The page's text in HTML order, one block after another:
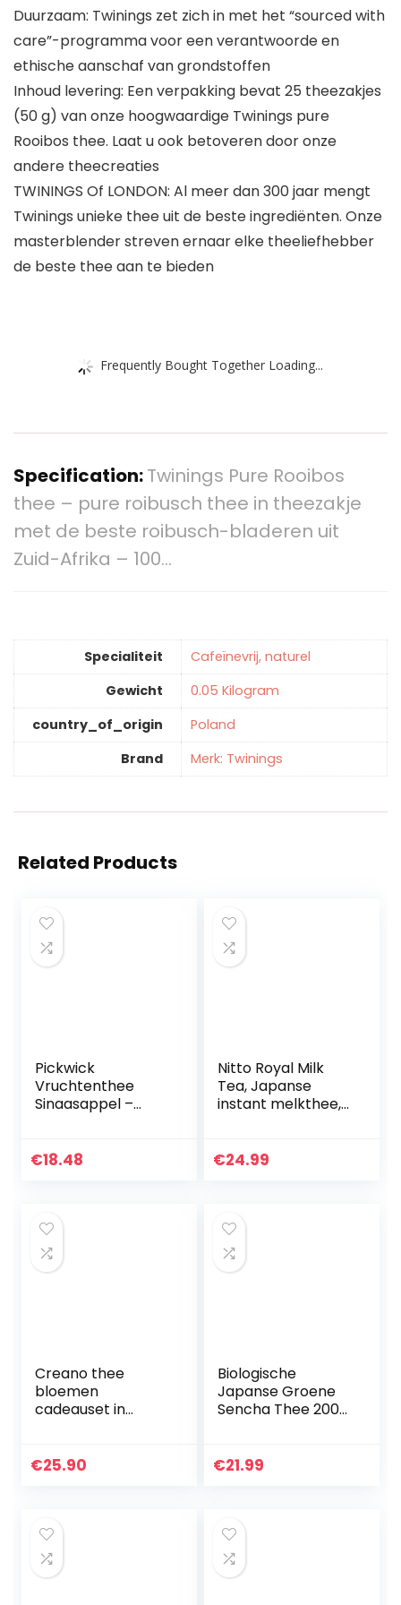
Duurzaam: Twinings zet zich in met het “sourced with
care”-programma voor een verantwoorde en
ethische aanschaf van grondstoffen
Inhoud levering: Een verpakking bevat 25 theezakjes
(50 g) van onze hoogwaardige Twinings pure
Rooibos thee. Laat u ook betoveren door onze
andere theecreaties
TWININGS Of LONDON: Al meer dan 300 jaar mengt
Twinings unieke thee uit de beste ingrediënten. Onze
masterblender streven ernaar elke theeliefhebber
de beste thee aan te bieden
Frequently Bought Together Loading...
Specification:Twinings Pure Rooibos
thee – pure roibusch thee in theezakje
met de beste roibusch-bladeren uit
Zuid-Afrika – 100…
Specialiteit
‎Cafeïnevrij, naturel
Gewicht
‎0.05 Kilogram
country_of_origin
‎Poland
Brand
Merk: Twinings
Related Products
Pickwick
Vruchtenthee
Sinaasappel –
tjes (240
€18.48
Nitto Royal Milk
Tea, Japanse
instant melkthee,
set van 3 pakjes
€24.99
Creano thee
bloemen
cadeauset in
soorten witte thee
€25.90
Biologische
Japanse Groene
Sencha Thee 200
Zuivere Groene
€21.99